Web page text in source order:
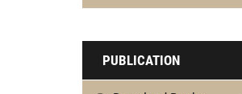
PUBLICATION